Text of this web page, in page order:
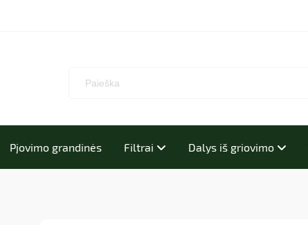
Pjovimo grandinės Filtrai Dalys iš griovimo